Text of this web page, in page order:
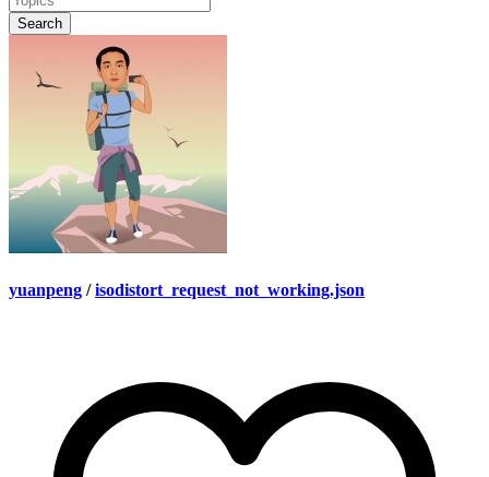
Search
yuanpeng / isodistort_request_not_working.json